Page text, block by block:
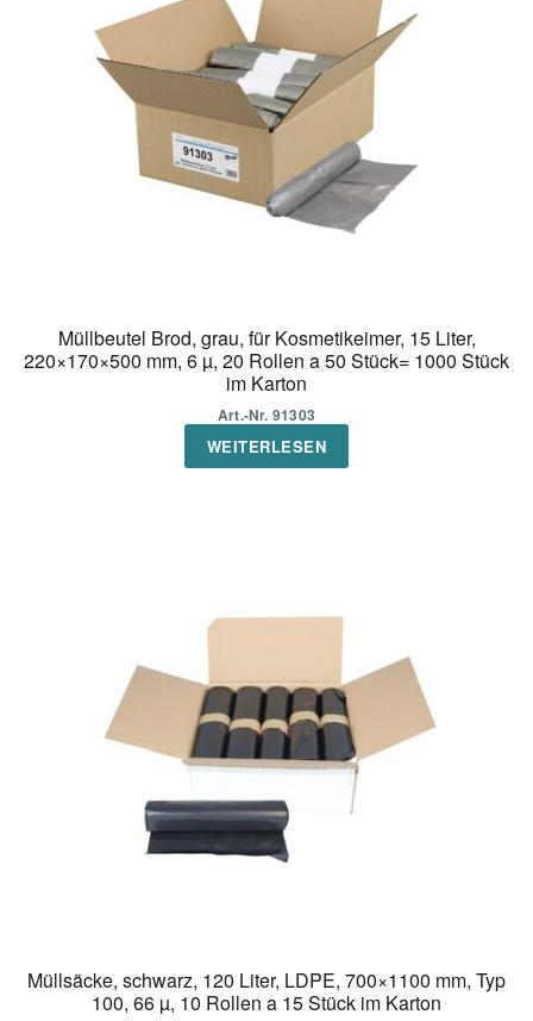
Müllbeutel Brod, grau, für Kosmetikeimer, 15 Liter,
220×170×500 mm, 6 µ, 20 Rollen a 50 Stück= 1000 Stück
im Karton
Art.-Nr. 91303
WEITERLESEN
Müllsäcke, schwarz, 120 Liter, LDPE, 700×1100 mm, Typ
100, 66 µ, 10 Rollen a 15 Stück im Karton